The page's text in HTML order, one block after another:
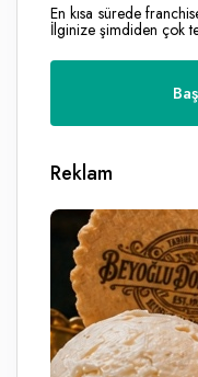
En kısa sürede
İlginize şimdiden çok
Reklam